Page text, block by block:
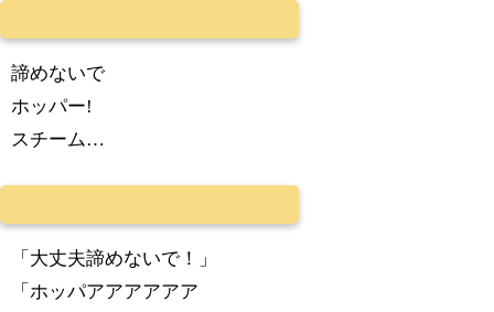
諦めないで
ホッパー!
スチーム…
「大丈夫諦めないで！」
「ホッパアアアアアア